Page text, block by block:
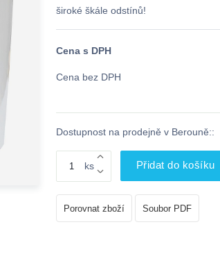
široké škále odstínů!
Cena s DPH
Cena bez DPH
Dostupnost na prodejně v Berouně::
ks Přidat do košíku
Porovnat zboží Soubor PDF